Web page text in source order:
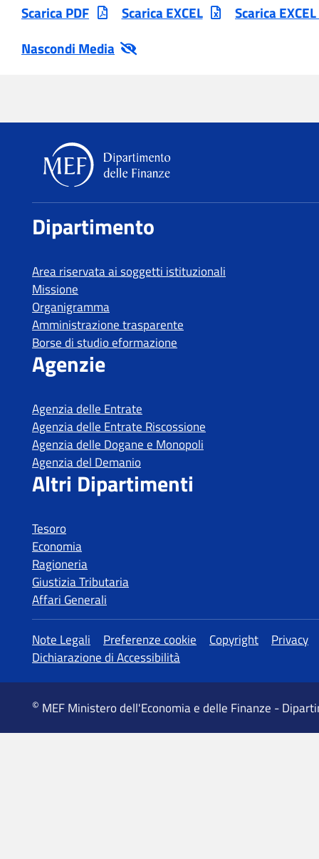
Tesoro
Economia
Ragioneria
Giustizia Tributaria
Affari Generali
MEF Ministero dell'Economia e delle Finanze -